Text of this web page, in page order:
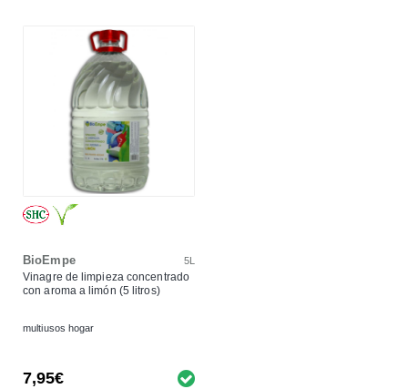
BioEmpe 5L
Vinagre de limpieza concentrado
con aroma a limón (5 litros)
multiusos hogar
7,95€